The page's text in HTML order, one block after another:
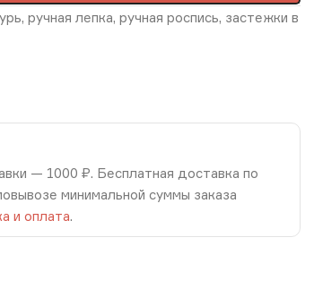
ручная лепка, ручная роспись, застежки в
— 1000 ₽. Бесплатная доставка по
минимальной суммы заказа
и оплата.